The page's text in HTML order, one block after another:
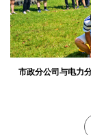
市政分公司与电力